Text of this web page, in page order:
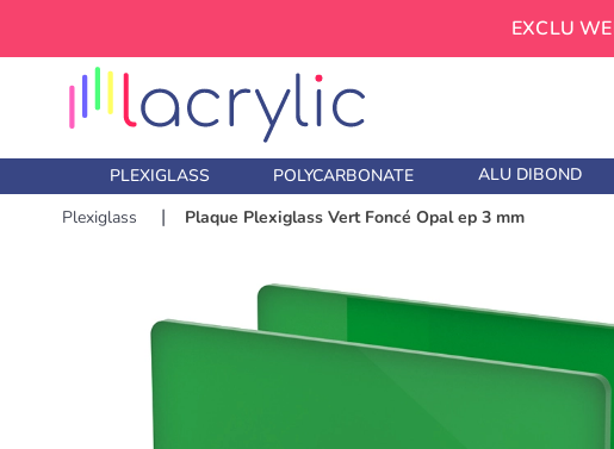
EXCLU
PLEXIGLASS POLYCARBONATE ALU DIBOND
Plexiglass
Plaque Plexiglass Vert Foncé Opal ep 3 mm